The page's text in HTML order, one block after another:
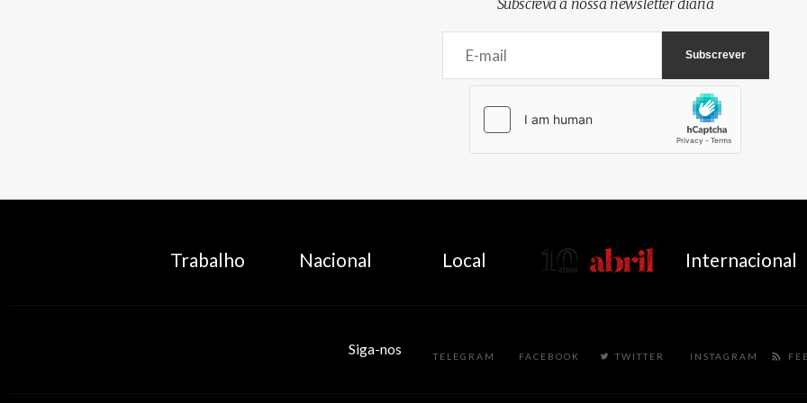
Trabalho Nacional Local AbrilAbril Internacional
Siga-nos TELEGRAM FACEBOOK TWITTER INSTAGRAM